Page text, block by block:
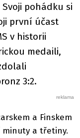
pohádku si
první účast
v historii
medaili,
3:2.
a Finskem
a třetiny.